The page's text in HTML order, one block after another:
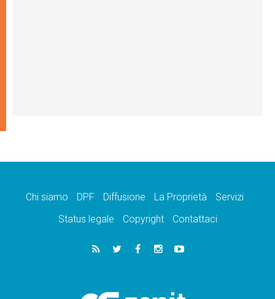
Chi siamo DPF Diffusione La Proprietà
Servizi
Status legale
Copyright Contattaci